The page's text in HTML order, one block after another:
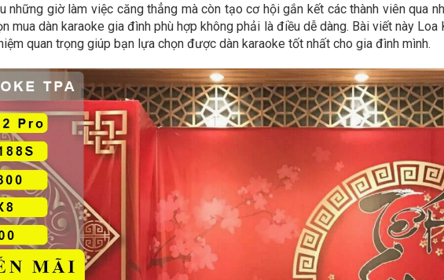
những giờ làm việc căng thẳng mà còn tạo cơ hội gắn kết các thành viên qua
mua dàn karaoke gia đình phù hợp không phải là điều dễ dàng. Bài viết này Loa
quan trọng giúp bạn lựa chọn được dàn karaoke tốt nhất cho gia đình mình.